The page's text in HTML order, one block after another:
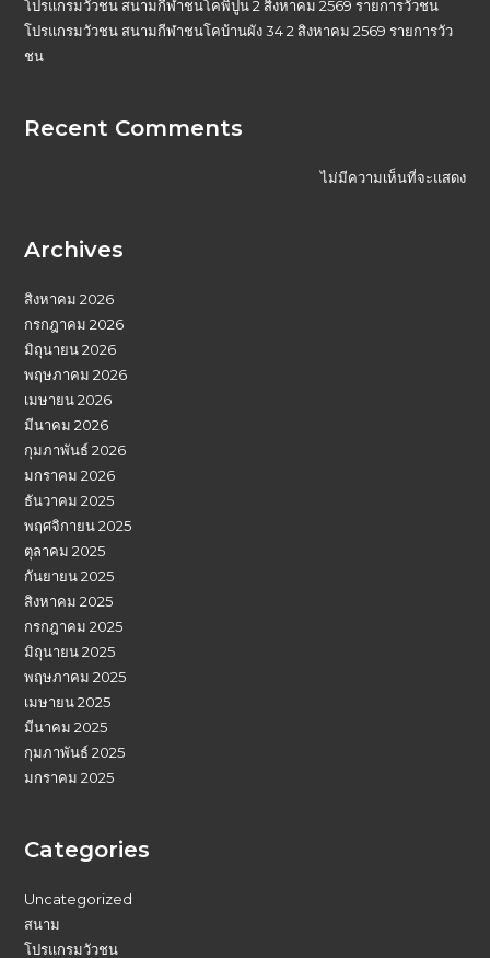
โปรแกรมวัวชน สนามกีฬาชนโคพิปูน 2 สิงหาคม 2569 รายการวัวชน
โปรแกรมวัวชน สนามกีฬาชนโคบ้านผัง 34 2 สิงหาคม 2569 รายการวัว
ชน
Recent Comments
ไม่มีความเห็นที่จะแสดง
Archives
สิงหาคม 2026
กรกฎาคม 2026
มิถุนายน 2026
พฤษภาคม 2026
เมษายน 2026
มีนาคม 2026
กุมภาพันธ์ 2026
มกราคม 2026
ธันวาคม 2025
พฤศจิกายน 2025
ตุลาคม 2025
กันยายน 2025
สิงหาคม 2025
กรกฎาคม 2025
มิถุนายน 2025
พฤษภาคม 2025
เมษายน 2025
มีนาคม 2025
กุมภาพันธ์ 2025
มกราคม 2025
Categories
Uncategorized
สนาม
โปรแกรมวัวชน